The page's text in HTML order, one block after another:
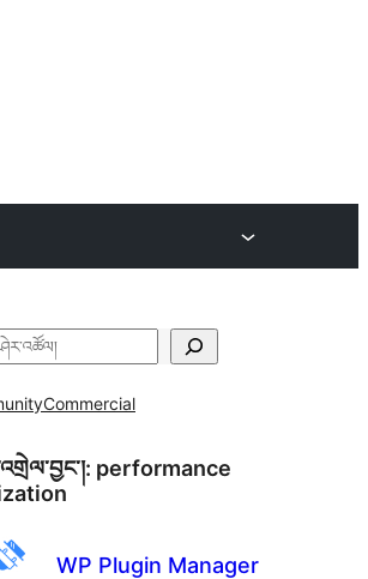
Commercial
performance
WP Plugin Manager